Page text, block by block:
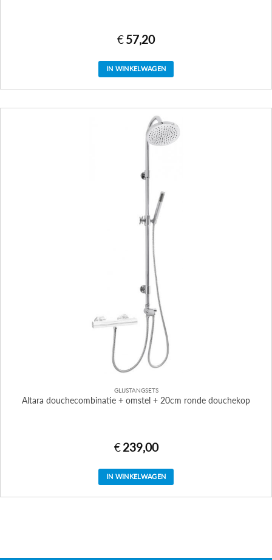
€57,20
IN WINKELWAGEN
GLIJSTANGSETS
Altara douchecombinatie + omstel + 20cm ronde douchekop
€ 239,00
IN WINKELWAGEN